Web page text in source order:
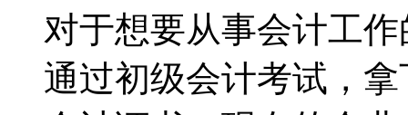
对于想要从事会计工
通过初级会计考试，